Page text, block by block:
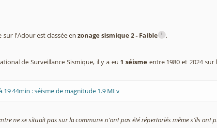
sur-l'Adour est classée en zonage sismique 2 - Faible i .
de Surveillance Sismique, il y a eu 1 séisme entre 1980 et 2024
19 44min : séisme de magnitude 1.9 MLv
ne se situait pas sur la commune n'ont pas été répertoriés même s'ils ont